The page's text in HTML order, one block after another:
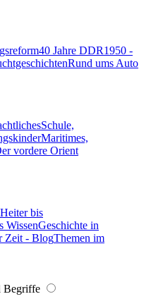
40 Jahre DDR1950 -
Rund ums Auto
Schule,
Maritimes,
vordere Orient
Heiter bis
WissenGeschichte in
Zeit - BlogThemen im
Begriffe